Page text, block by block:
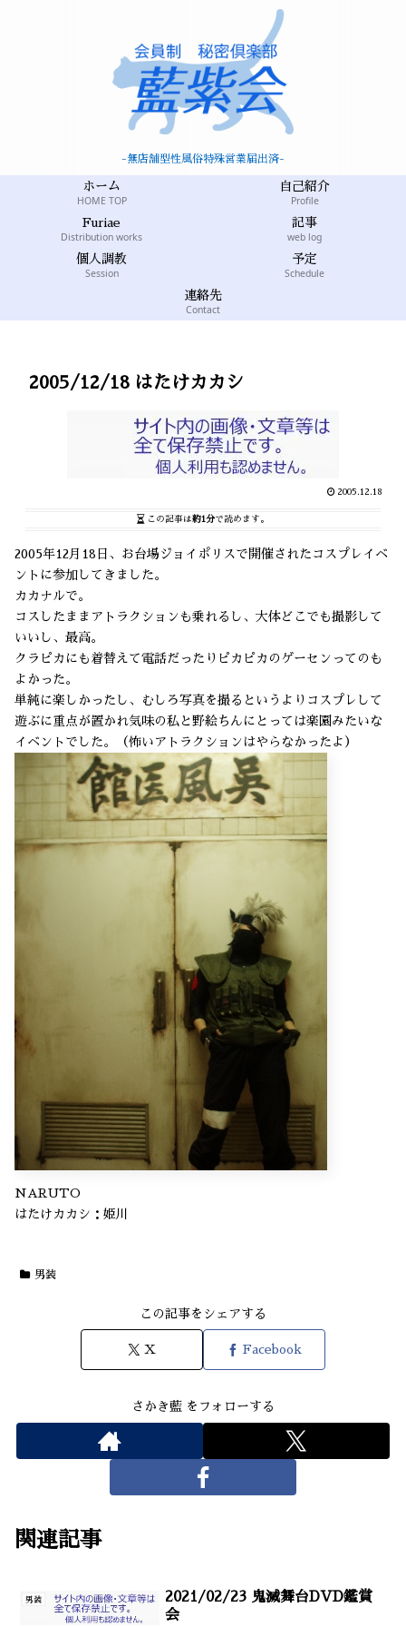
-無店舗型性風俗特殊営業届出済-
ホーム
HOME TOP
自己紹介
Profile
Furiae
Distribution works
記事
web log
個人調教
Session
予定
Schedule
連絡先
Contact
2005/12/18 はたけカカシ
2005.12.18
この記事は約1分で読めます。
2005年12月18日、お台場ジョイポリスで開催されたコスプレイベ
ントに参加してきました。
カカナルで。
コスしたままアトラクションも乗れるし、大体どこでも撮影して
いいし、最高。
クラピカにも着替えて電話だったりピカピカのゲーセンってのも
よかった。
単純に楽しかったし、むしろ写真を撮るというよりコスプレして
遊ぶに重点が置かれ気味の私と野絵ちんにとっては楽園みたいな
イベントでした。（怖いアトラクションはやらなかったよ）
NARUTO
はたけカカシ：姫川
男装
この記事をシェアする
X Facebook
さかき藍 をフォローする
関連記事
男装
2021/02/23 鬼滅舞台DVD鑑賞
会